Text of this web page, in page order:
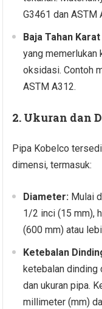
G3461 dan ASTM
Baja Tahan
yang memerlukan
oksidasi. Contoh
ASTM A312.
2. Ukuran dan
Pipa Kobelco
dimensi, termasuk:
Diameter: Mulai
1/2 inci (15 mm),
(600 mm) atau
Ketebalan
ketebalan dinding
dan ukuran pipa.
millimeter (mm)